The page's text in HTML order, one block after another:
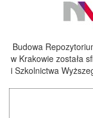
Budowa
w Krakowie została
i Szkolnictwa